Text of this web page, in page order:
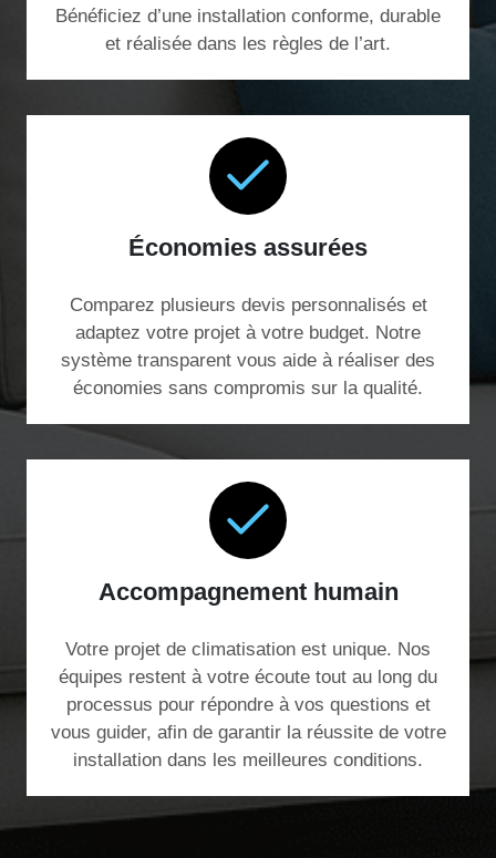
Bénéficiez d’une installation conforme, durable
et réalisée dans les règles de l’art.
Économies assurées
Comparez plusieurs devis personnalisés et
adaptez votre projet à votre budget. Notre
système transparent vous aide à réaliser des
économies sans compromis sur la qualité.
Accompagnement humain
Votre projet de climatisation est unique. Nos
équipes restent à votre écoute tout au long du
processus pour répondre à vos questions et
vous guider, afin de garantir la réussite de votre
installation dans les meilleures conditions.